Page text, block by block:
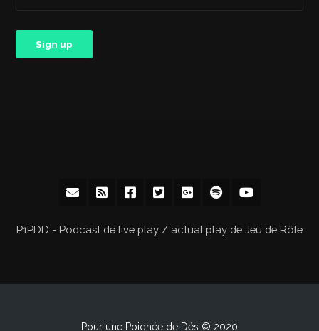
P1PDD - Podcast de live play / actual play de Jeu de Rôle
Pour une Poignée de Dés © 2020